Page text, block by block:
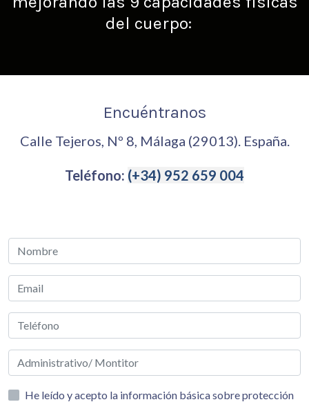
del cuerpo:
Encuéntranos
Calle Tejeros, Nº 8, Málaga (29013). España.
Teléfono: (+34) 952 659 004
He leído y acepto la información básica sobre protección